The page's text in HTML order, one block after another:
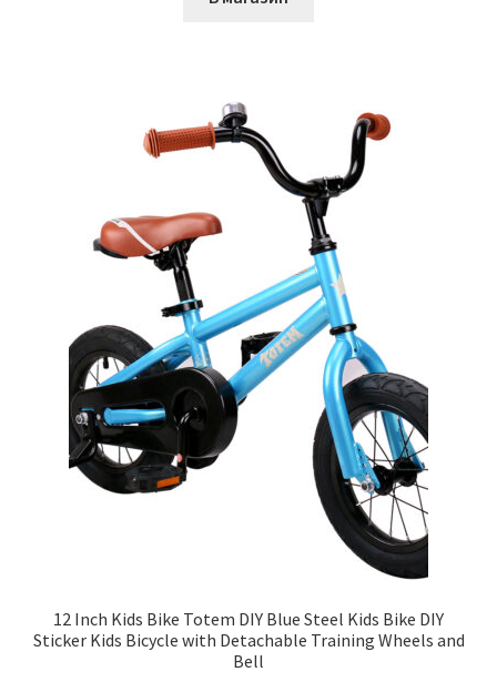
12 Inch Kids Bike Totem DIY Blue Steel Kids Bike DIY
Sticker Kids Bicycle with Detachable Training Wheels and
Bell